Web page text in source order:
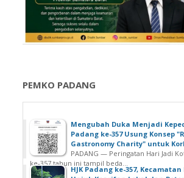
PEMKO PADANG
Mengubah Duka Menjadi
Padang ke-357 Usung Konsep
Gastronomy Charity" untuk
PADANG — Peringatan Hari Jadi
ke-357 tahun ini tampil beda...
HJK Padang ke-357,